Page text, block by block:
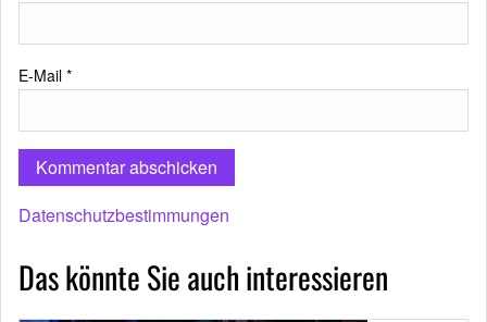
E-Mail *
Datenschutzbestimmungen
Das könnte Sie auch interessieren